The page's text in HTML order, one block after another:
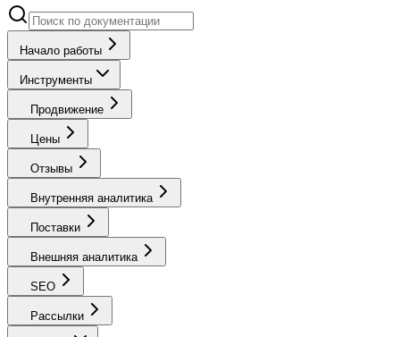
Начало работы
Инструменты
Продвижение
Цены
Отзывы
Внутренняя аналитика
Поставки
Внешняя аналитика
SEO
Рассылки